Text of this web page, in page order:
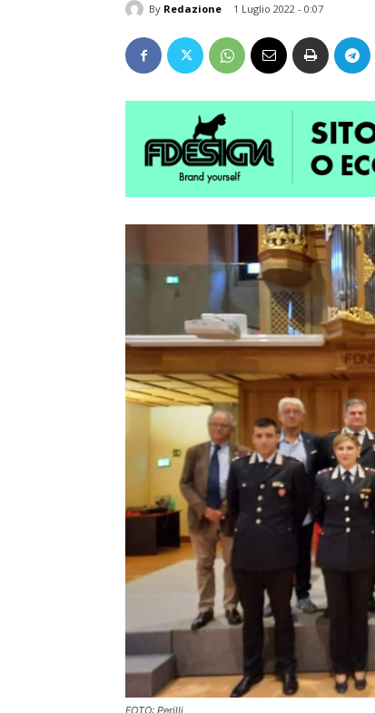
By Redazione 1 Luglio 2022 - 0:07
FOTO: Perilli